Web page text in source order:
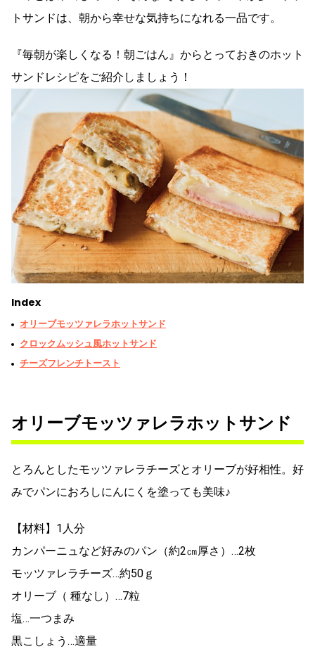
トサンドは、朝から幸せな気持ちになれる一品です。
『毎朝が楽しくなる！朝ごはん』からとっておきのホット
サンドレシピをご紹介しましょう！
Index
オリーブモッツァレラホットサンド
クロックムッシュ風ホットサンド
チーズフレンチトースト
オリーブモッツァレラホットサンド
とろんとしたモッツァレラチーズとオリーブが好相性。好
みでパンにおろしにんにくを塗っても美味♪
【材料】1人分
カンパーニュなど好みのパン（約2㎝厚さ）…2枚
モッツァレラチーズ…約50ｇ
オリーブ（ 種なし）…7粒
塩…一つまみ
黒こしょう…適量